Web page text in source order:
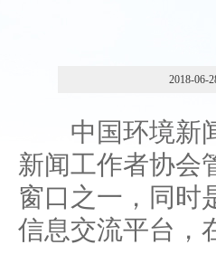
2018-06-
中国环境新闻
新闻工作者协会
窗口之一，同时
信息交流平台，